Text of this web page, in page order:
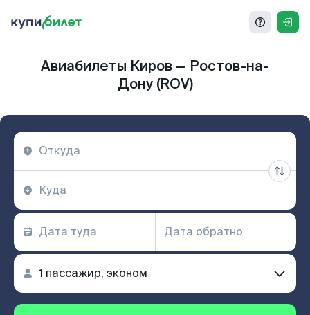
Авиабилеты Киров — Ростов-на-
Дону (ROV)